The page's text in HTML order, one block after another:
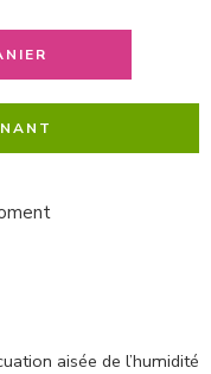
aisée de l’humidité